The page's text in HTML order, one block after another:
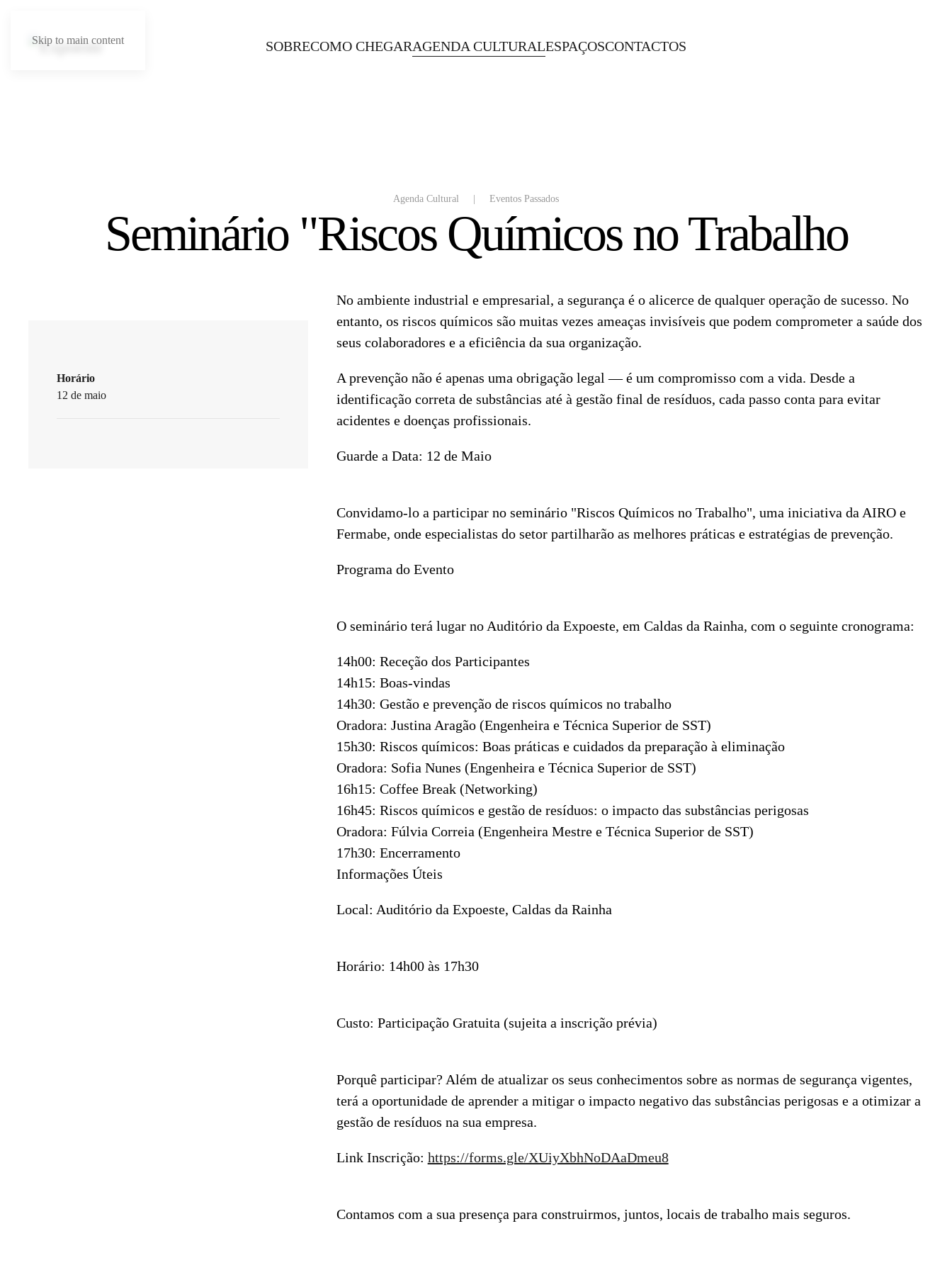
Skip to main content SOBRECOMO CHEGARAGENDA CULTURALESPAÇOSCONTACTOS
Agenda Cultural Eventos Passados
Seminário "Riscos Químicos no Trabalho
No ambiente industrial e empresarial, a segurança é o alicerce de qualquer operação de sucesso. No
entanto, os riscos químicos são muitas vezes ameaças invisíveis que podem comprometer a saúde dos
seus colaboradores e a eficiência da sua organização.
A prevenção não é apenas uma obrigação legal — é um compromisso com a vida. Desde a
identificação correta de substâncias até à gestão final de resíduos, cada passo conta para evitar
acidentes e doenças profissionais.
Guarde a Data: 12 de Maio
Convidamo-lo a participar no seminário "Riscos Químicos no Trabalho", uma iniciativa da AIRO e
Fermabe, onde especialistas do setor partilharão as melhores práticas e estratégias de prevenção.
Programa do Evento
O seminário terá lugar no Auditório da Expoeste, em Caldas da Rainha, com o seguinte cronograma:
14h00: Receção dos Participantes
14h15: Boas-vindas
14h30: Gestão e prevenção de riscos químicos no trabalho
Oradora: Justina Aragão (Engenheira e Técnica Superior de SST)
15h30: Riscos químicos: Boas práticas e cuidados da preparação à eliminação
Oradora: Sofia Nunes (Engenheira e Técnica Superior de SST)
16h15: Coffee Break (Networking)
16h45: Riscos químicos e gestão de resíduos: o impacto das substâncias perigosas
Oradora: Fúlvia Correia (Engenheira Mestre e Técnica Superior de SST)
17h30: Encerramento
Informações Úteis
Local: Auditório da Expoeste, Caldas da Rainha
Horário: 14h00 às 17h30
Custo: Participação Gratuita (sujeita a inscrição prévia)
Porquê participar? Além de atualizar os seus conhecimentos sobre as normas de segurança vigentes,
terá a oportunidade de aprender a mitigar o impacto negativo das substâncias perigosas e a otimizar a
gestão de resíduos na sua empresa.
Link Inscrição: https://forms.gle/XUiyXbhNoDAaDmeu8
Contamos com a sua presença para construirmos, juntos, locais de trabalho mais seguros.
Horário
12 de maio